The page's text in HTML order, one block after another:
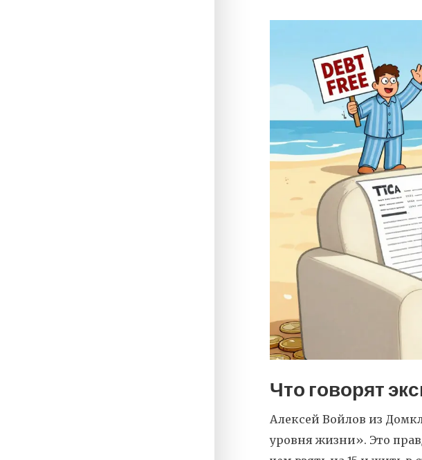
Что говорят
Алексей Войлов из
уровня жизни». Это